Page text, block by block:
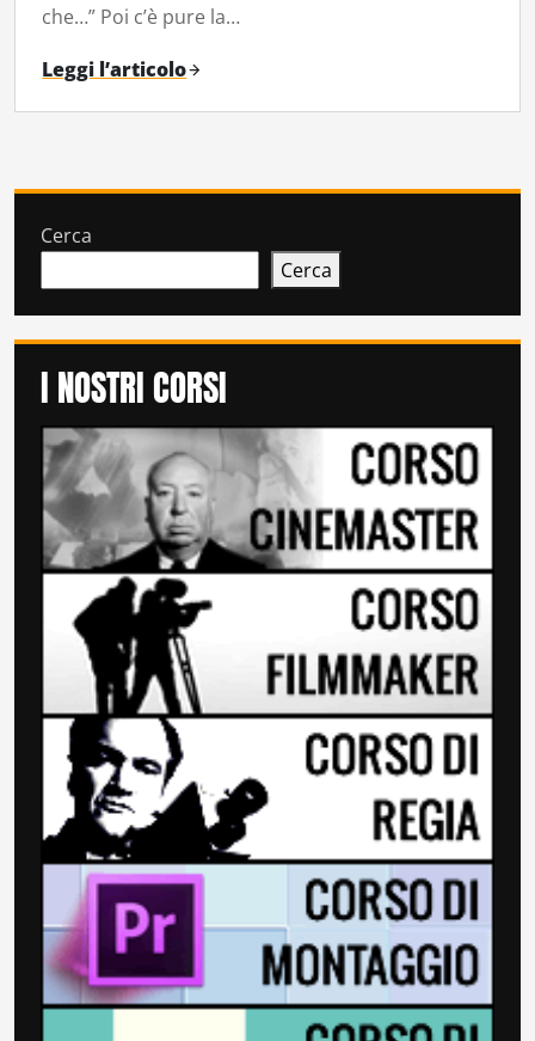
che…” Poi c’è pure la…
Leggi l’articolo
Cerca
Cerca
I NOSTRI CORSI